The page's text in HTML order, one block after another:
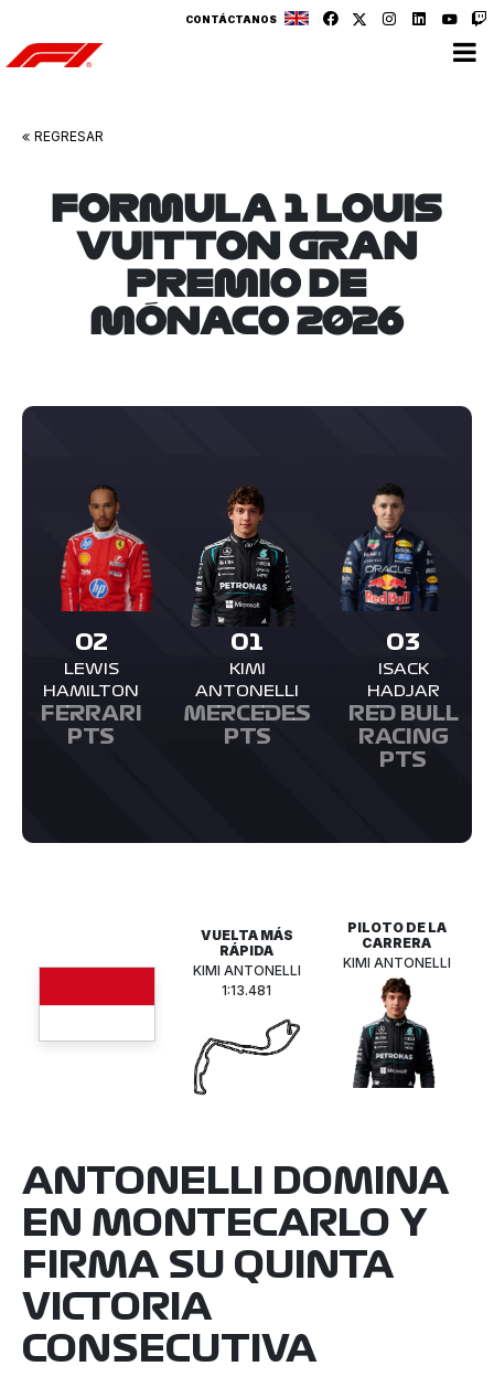
CONTÁCTANOS
v v
REGRESAR
FORMULA 1 LOUIS
VUITTON GRAN
PREMIO DE
MÓNACO 2026
01
KIMI
ANTONELLI
MERCEDES
PTS
02
LEWIS
HAMILTON
FERRARI
PTS
03
ISACK
HADJAR
RED BULL
RACING
PTS
VUELTA MÁS
RÁPIDA
KIMI ANTONELLI
1:13.481
PILOTO DE LA
CARRERA
KIMI ANTONELLI
ANTONELLI DOMINA
EN MONTECARLO Y
FIRMA SU QUINTA
VICTORIA
CONSECUTIVA